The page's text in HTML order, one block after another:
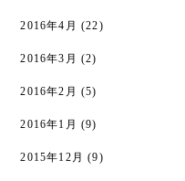
2016年4月 (22)
2016年3月 (2)
2016年2月 (5)
2016年1月 (9)
2015年12月 (9)